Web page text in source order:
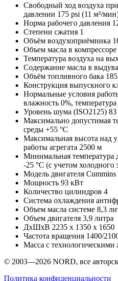
Свободный ход воздуха
давлении 175 psi (11 м³/
Норма рабочего давления
Степени сжатия 1
Объём воздухоприёмника
Объем масла в компрессоре
Температура воздуха на
Содержание масла в
Объём топливного бака
Конструкция выпускного
Нормальные условия
влажность 0%, температура
Уровень шума (ISO2125)
Максимально допустимая
среды +55 °C
Максимальная высота над
работы агрегата 2500 м
Минимальная температура
-25 °C (с учетом холодного
Модель двигателя
Мощность 93 кВт
Количество цилиндров 4
Система охлаждения
Объем масла системе 8,3
Объем двигателя 3,9 литра
ДхШхВ 2235 х 1350 х 1650
Частота вращения 1400/
Масса с технологическими
© 2003—2026 NORD, все
Политика конфиденциальности